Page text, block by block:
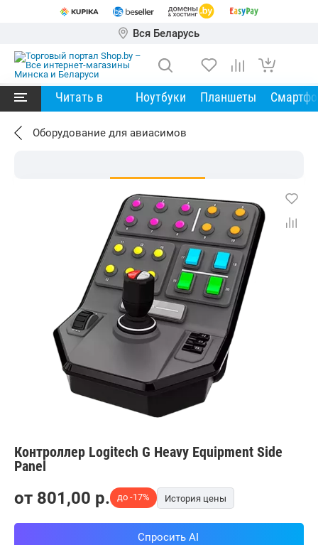
Вся Беларусь
Читать в Ноутбуки Планшеты
Оборудование для авиасимов
Контроллер Logitech G Heavy Equipment Side
Panel
от 801,00 p. до -17% История цены
Спросить AI